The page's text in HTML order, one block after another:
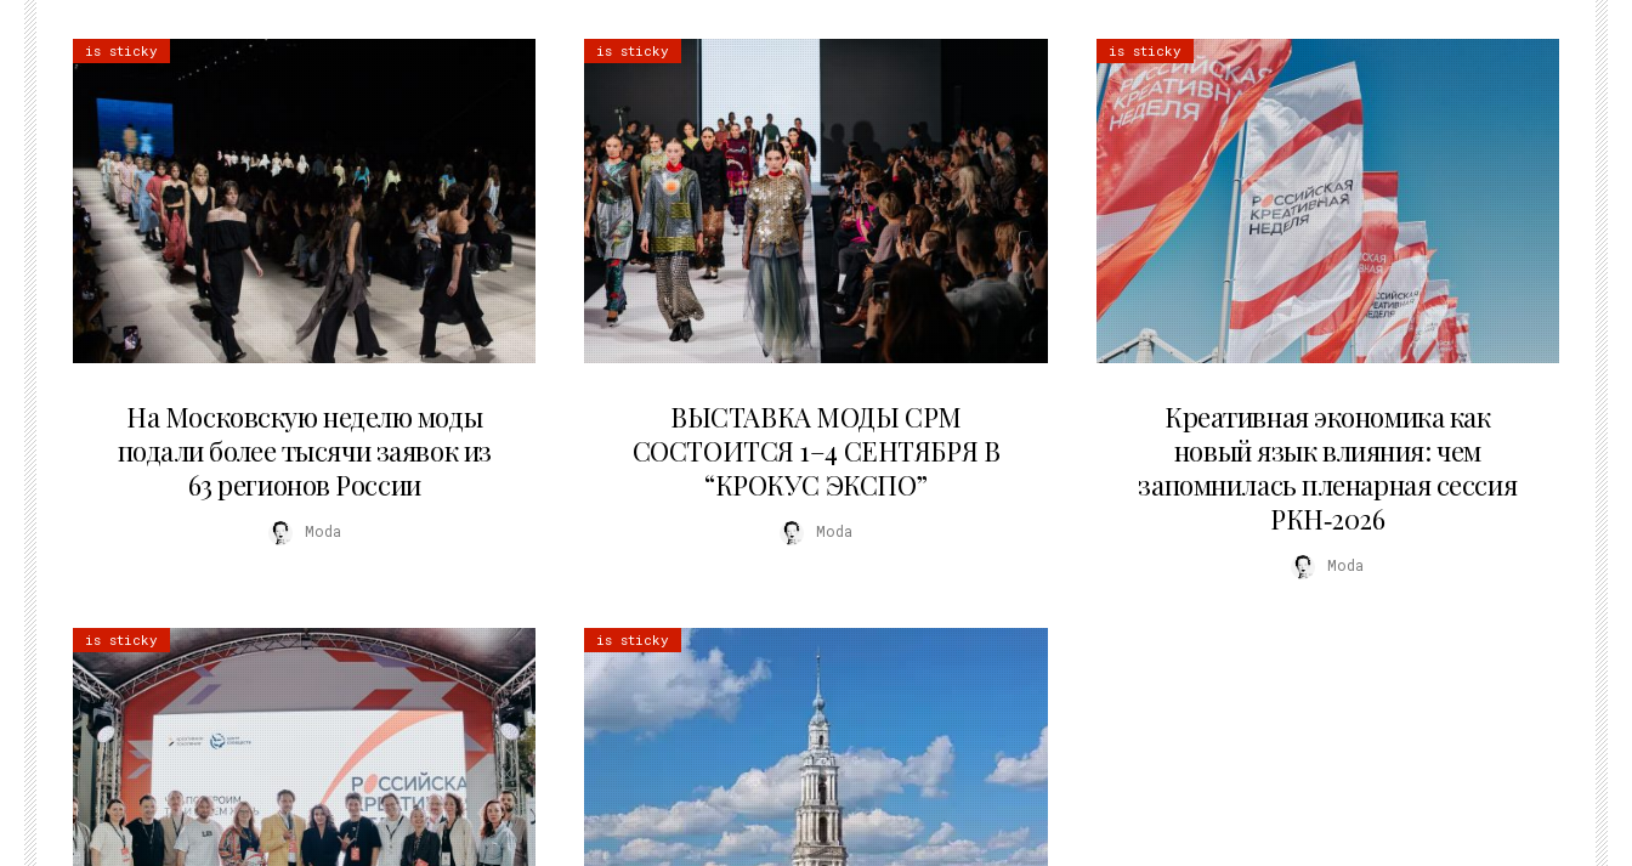
is sticky
На Московскую неделю моды
подали более тысячи заявок из
63 регионов России
Moda
is sticky
ВЫСТАВКА МОДЫ CPM
СОСТОИТСЯ 1–4 СЕНТЯБРЯ В
“КРОКУС ЭКСПО”
Moda
is sticky
Креативная экономика как
новый язык влияния: чем
запомнилась пленарная сессия
РКН‑2026
Moda
is sticky is sticky